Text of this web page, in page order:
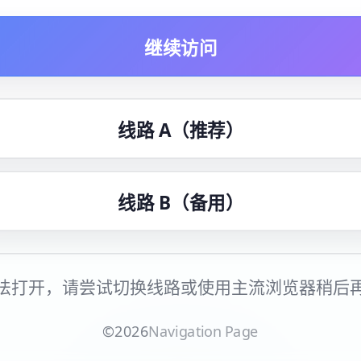
继续访问
线路 A（推荐）
线路 B（备用）
打开，请尝试切换线路或使用主流浏览器稍后
©2026Navigation Page